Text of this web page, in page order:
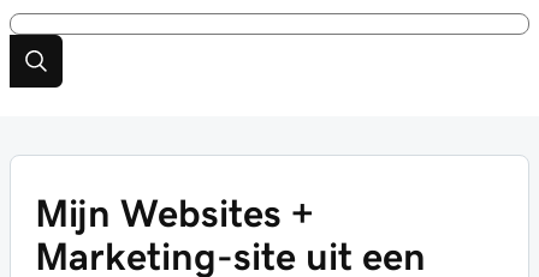
Mijn Websites +
Marketing-site uit een